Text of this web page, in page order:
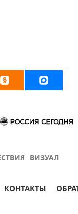
ВИЗУАЛ
КОНТАКТЫ